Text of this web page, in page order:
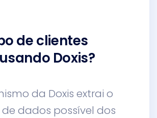
de clientes
Doxis?
da Doxis extrai o
dados possível dos